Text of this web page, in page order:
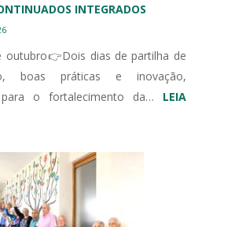
INTEGRADOS
outubro👉Dois dias de partilha de
boas práticas e inovação,
para o fortalecimento da… LEIA